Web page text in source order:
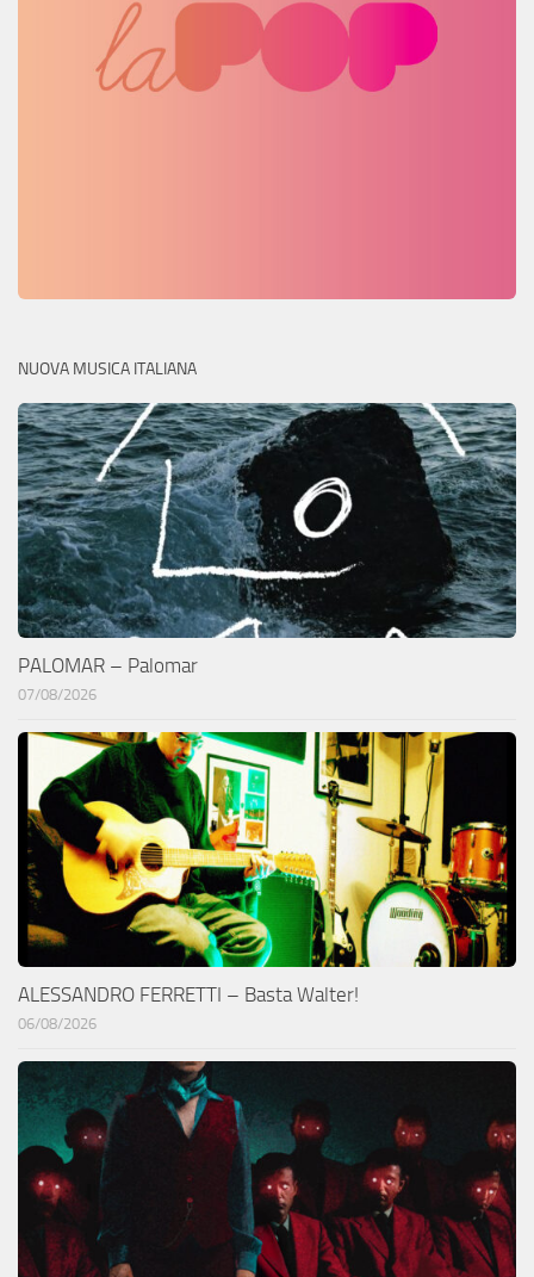
NUOVA MUSICA ITALIANA
PALOMAR – Palomar
07/08/2026
ALESSANDRO FERRETTI – Basta Walter!
06/08/2026